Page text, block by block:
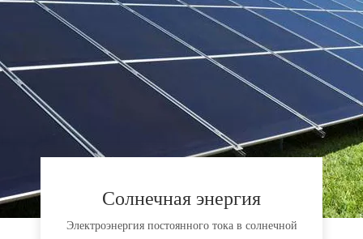
Солнечная энергия
Электроэнергия постоянного тока в солнечной